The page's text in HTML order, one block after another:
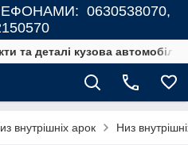
0630538070,
та деталі кузова автомобілів
внутрішніх арок Низ